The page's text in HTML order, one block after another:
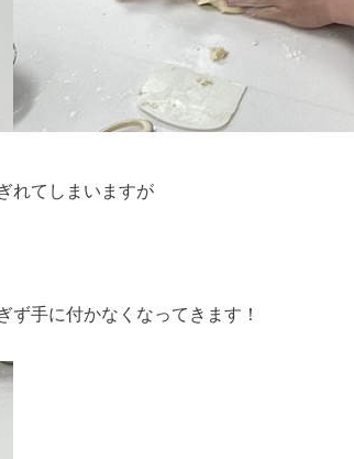
れてしまいますが
手に付かなくなってきます！